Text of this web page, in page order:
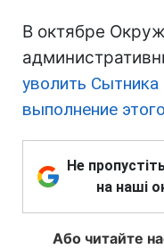
В октябре
уволить
выполнение
Не
на наші
Або читайте